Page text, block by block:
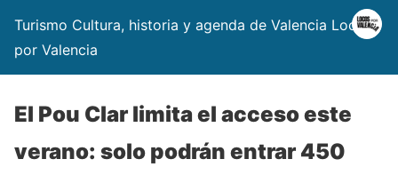
Turismo Cultura, historia y agenda de Valencia Locos
por Valencia
El Pou Clar limita el acceso este
verano: solo podrán entrar 450